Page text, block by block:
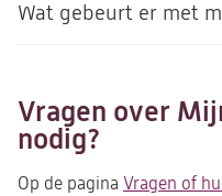
Wat gebeurt er met
Vragen over
nodig?
Op de pagina Vragen of